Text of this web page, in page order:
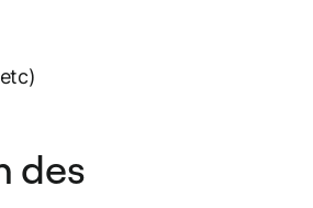
des